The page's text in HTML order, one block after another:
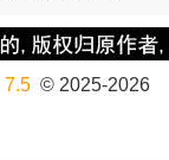
7.5 © 2025-2026